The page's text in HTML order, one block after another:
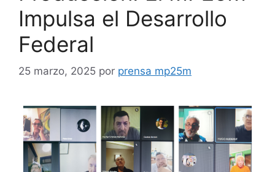
Impulsa el Desarrollo
Federal
25 marzo, 2025 por prensa mp25m